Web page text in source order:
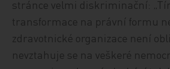
stránce velmi diskriminační:
transformace na právní formu
zdravotnické organizace není
nevztahuje se na veškeré